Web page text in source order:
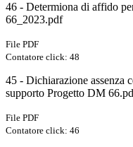
46 - Determiona di affido
66_2023.pdf
File PDF
Contatore click: 48
45 - Dichiarazione assenza
supporto Progetto DM
File PDF
Contatore click: 46